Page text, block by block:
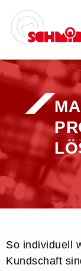
So individuell
Kundschaft